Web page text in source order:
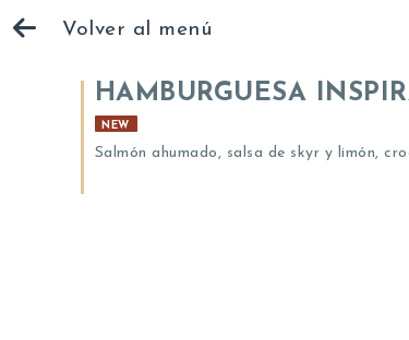
Volver al menú
HAMBURGUESA
NEW
Salmón ahumado, salsa de skyr y limón,